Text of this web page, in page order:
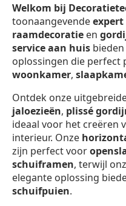
Welkom bij
toonaangevendeexpert
raamdecoratie en
service aan huis
oplossingen die perfect
woonkamer,
Ontdek onze
jaloezieën, plissé
ideaal voor het creëren
interieur. Onze
zijn perfect voor
schuiframen, terwijl
elegante oplossing
schuifpuien.